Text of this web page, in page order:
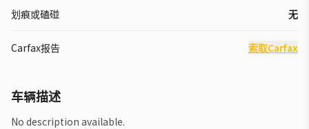
划痕或磕碰 无
Carfax报告 索取Carfax
车辆描述
No description available.